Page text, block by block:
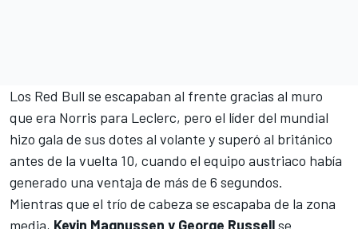
Los Red Bull se escapaban al frente gracias al muro
que era Norris para Leclerc, pero el líder del mundial
hizo gala de sus dotes al volante y superó al británico
antes de la vuelta 10, cuando el equipo austriaco había
generado una ventaja de más de 6 segundos.
Mientras que el trío de cabeza se escapaba de la zona
media, Kevin Magnussen y George Russellse